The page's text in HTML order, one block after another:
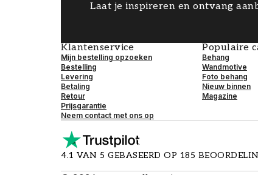
Laat je inspireren en ontvang
Klantenservice
Mijn bestelling opzoeken
Bestelling
Levering
Betaling
Retour
Prijsgarantie
Neem contact met ons op
Populaire
Behang
Wandmotive
Foto behang
Nieuw binnen
Magazine
4.1 VAN 5 GEBASEERD OP 185